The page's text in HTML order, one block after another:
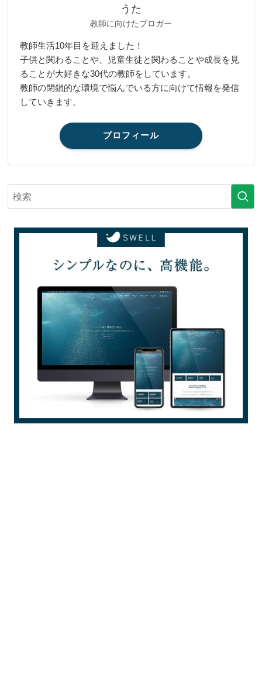
うた
教師に向けたブロガー
教師生活10年目を迎えました！
子供と関わることや、児童生徒と関わることや成長を見
ることが大好きな30代の教師をしています。
教師の閉鎖的な環境で悩んでいる方に向けて情報を発信
していきます。
プロフィール